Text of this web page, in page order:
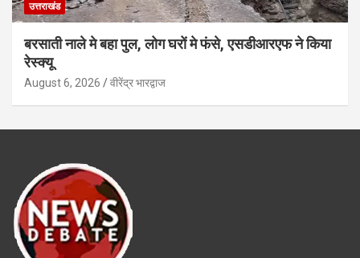
उत्तराखंड
बरसाती नाले मे बहा पुल, लोग घरों मे फंसे, एसडीआरएफ ने किया
रेस्क्यू
August 6, 2026 वीरेंद्र भारद्वाज